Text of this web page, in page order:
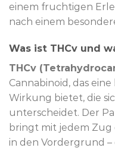
einem fruchtigen
nach einem
Was ist THCv und
THCv
Cannabinoid, das
Wirkung bietet, die
unterscheidet. Der
bringt mit jedem Zug
in den Vordergrund